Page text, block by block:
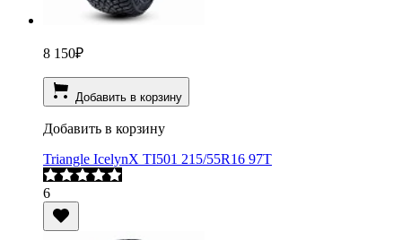
8 150₽
Добавить в корзину
Добавить в корзину
Triangle IcelynX TI501 215/55R16 97T
6